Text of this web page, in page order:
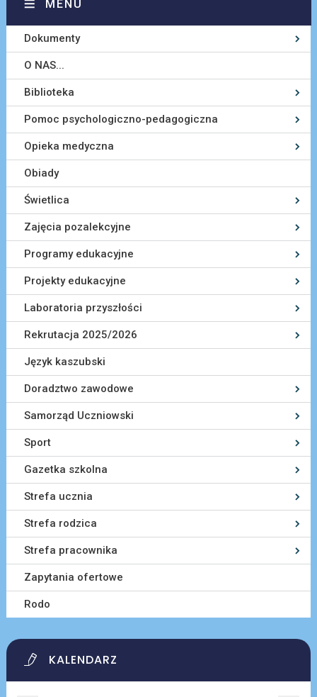
MENU
Dokumenty
O NAS...
Biblioteka
Pomoc psychologiczno-pedagogiczna
Opieka medyczna
Obiady
Świetlica
Zajęcia pozalekcyjne
Programy edukacyjne
Projekty edukacyjne
Laboratoria przyszłości
Rekrutacja 2025/2026
Język kaszubski
Doradztwo zawodowe
Samorząd Uczniowski
Sport
Gazetka szkolna
Strefa ucznia
Strefa rodzica
Strefa pracownika
Zapytania ofertowe
Rodo
KALENDARZ